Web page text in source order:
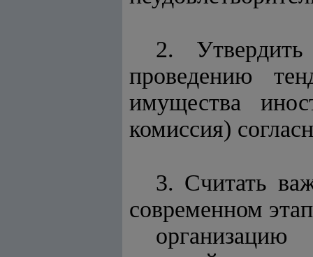
2.
проведению
имущества
комиссия)
3. Считать
современном
организацию